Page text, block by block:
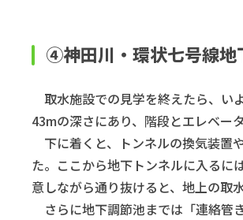
④神田川・環状七号線地
取水施設での見学を終えたら、い
43mの深さにあり、階段とエレベー
下に着くと、トンネルの換気装置
た。ここから地下トンネルに入るに
意しながら通り抜けると、地上の取
さらに地下調節池までは「連絡管